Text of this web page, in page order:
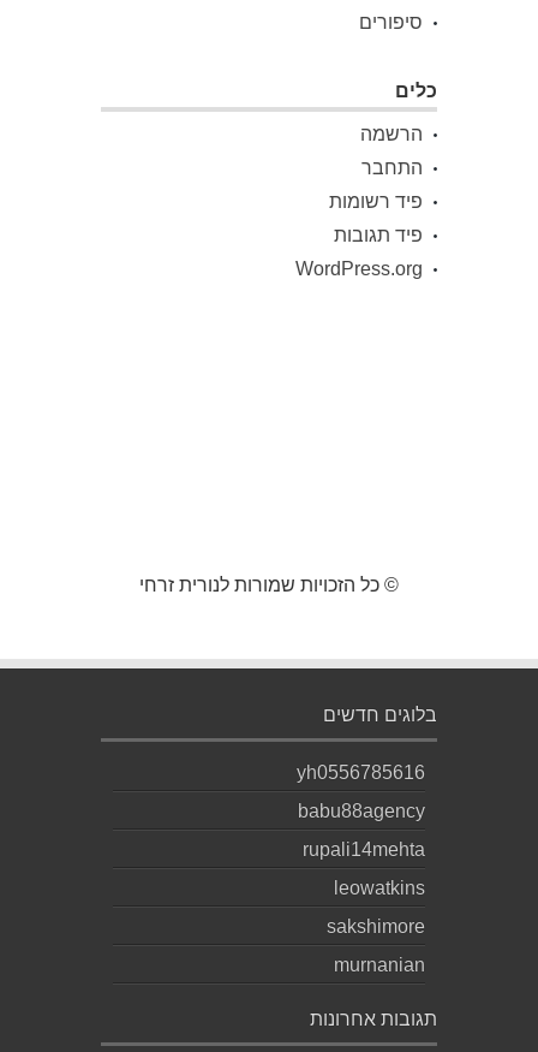
סיפורים
כלים
הרשמה
התחבר
פיד רשומות
פיד תגובות
WordPress.org
© כל הזכויות שמורות לנורית זרחי
בלוגים חדשים
yh0556785616
babu88agency
rupali14mehta
leowatkins
sakshimore
murnanian
תגובות אחרונות